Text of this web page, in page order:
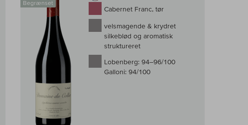
Begrænset
Cabernet Franc, tør
velsmagende & krydret
silkeblød og aromatisk
struktureret
Lobenberg: 94–96/100
Galloni: 94/100